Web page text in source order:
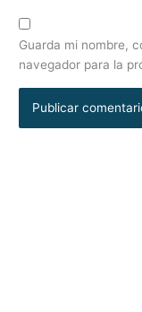
Guarda mi nombre,
navegador para la